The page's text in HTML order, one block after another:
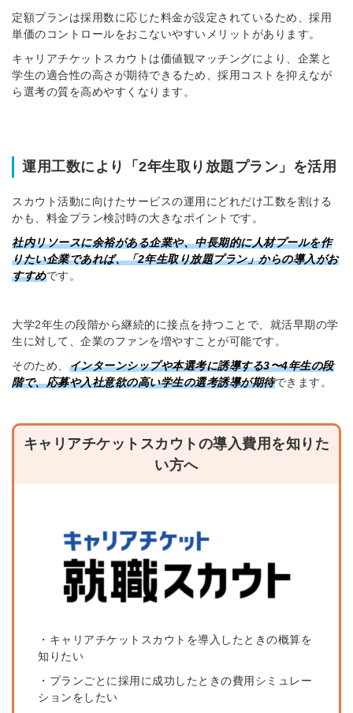
定額プランは採用数に応じた料金が設定されているため、採用
単価のコントロールをおこないやすいメリットがあります。
キャリアチケットスカウトは価値観マッチングにより、企業と
学生の適合性の高さが期待できるため、採用コストを抑えなが
ら選考の質を高めやすくなります。
運用工数により「2年生取り放題プラン」を活用
スカウト活動に向けたサービスの運用にどれだけ工数を割ける
かも、料金プラン検討時の大きなポイントです。
社内リソースに余裕がある企業や、中長期的に人材プールを作
りたい企業であれば、「2年生取り放題プラン」からの導入がお
すすめです。
大学2年生の段階から継続的に接点を持つことで、就活早期の学
生に対して、企業のファンを増やすことが可能です。
そのため、 インターンシップや本選考に誘導する3〜4年生の段
階で、応募や入社意欲の高い学生の選考誘導が期待できます。
キャリアチケットスカウトの導入費用を知りた
い方へ
・キャリアチケットスカウトを導入したときの概算を
知りたい
・プランごとに採用に成功したときの費用シミュレー
ションをしたい